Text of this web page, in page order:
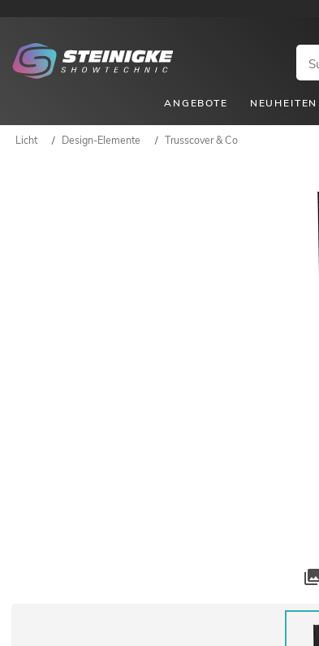
ANGEBOTE NEUHEITEN
Licht / Design-Elemente / Trusscover & Co